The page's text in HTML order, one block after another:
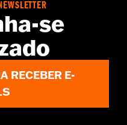
– Go towww.h-
se
RECEBER E-